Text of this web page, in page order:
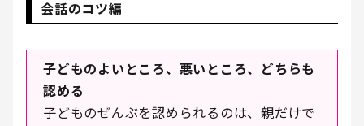
会話のコツ編
子どものよいところ、悪いところ、どちらも
認める
子どものぜんぶを認められるのは、親だけで